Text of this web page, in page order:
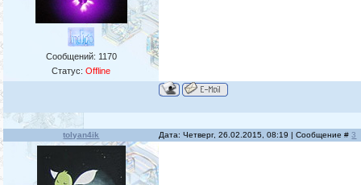
Сообщений: 1170
Статус:Offline
tolyan4ik Дата: Четверг, 26.02.2015, 08:19 | Сообщение #3